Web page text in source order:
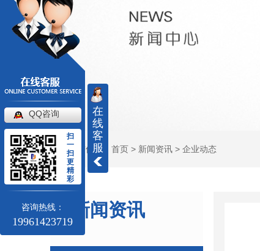
当前位置： 首页 > 新闻资讯 > 企业动态
新闻资讯
在
线
客
服
QQ咨询
扫
一
扫
更
精
彩
咨询热线：
19961423719